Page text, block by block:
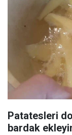
Patatesleri
bardak